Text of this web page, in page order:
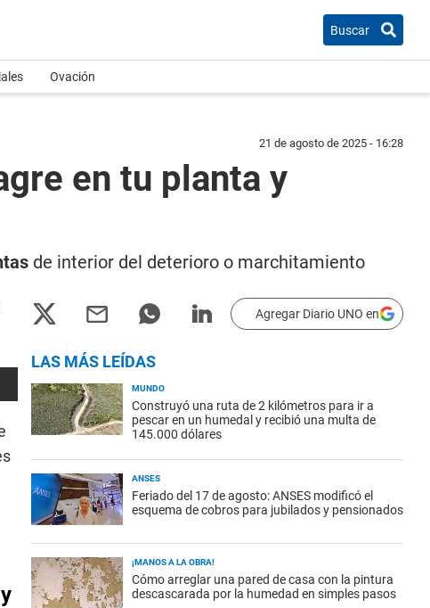
Buscar
Ovación
21 de agosto de 2025 - 16:28
en tu planta y
de interior del deterioro o marchitamiento
Agregar Diario UNO en
LAS MÁS LEÍDAS
MUNDO
Construyó una ruta de 2 kilómetros para ir a
pescar en un humedal y recibió una multa de
145.000 dólares
ANSES
Feriado del 17 de agosto: ANSES modificó el
esquema de cobros para jubilados y pensionados
¡MANOS A LA OBRA!
Cómo arreglar una pared de casa con la pintura
descascarada por la humedad en simples pasos